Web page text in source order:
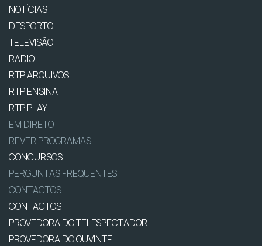
NOTÍCIAS
DESPORTO
TELEVISÃO
RÁDIO
RTP ARQUIVOS
RTP ENSINA
RTP PLAY
EM DIRETO
REVER PROGRAMAS
CONCURSOS
PERGUNTAS FREQUENTES
CONTACTOS
CONTACTOS
PROVEDORA DO TELESPECTADOR
PROVEDORA DO OUVINTE